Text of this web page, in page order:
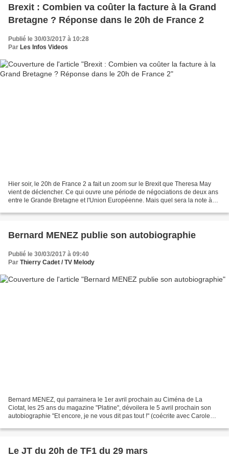
Brexit : Combien va coûter la facture à la Grand
Bretagne ? Réponse dans le 20h de France 2
Publié le 30/03/2017 à 10:28
Par Les Infos Videos
Hier soir, le 20h de France 2 a fait un zoom sur le Brexit que Theresa May
vient de déclencher. Ce qui ouvre une période de négociations de deux ans
entre le Grande Bretagne et l'Union Européenne. Mais quel sera la note à
Bernard MENEZ publie son autobiographie
Publié le 30/03/2017 à 09:40
Par Thierry Cadet / TV Melody
Bernard MENEZ, qui parrainera le 1er avril prochain au Ciména de La
Ciotat, les 25 ans du magazine "Platine", dévoilera le 5 avril prochain son
autobiographie "Et encore, je ne vous dit pas tout !" (coécrite avec Carole
Le JT du 20h de TF1 du 29 mars